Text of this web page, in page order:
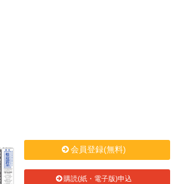
会員登録(無料)
購読(紙・電子版)申込